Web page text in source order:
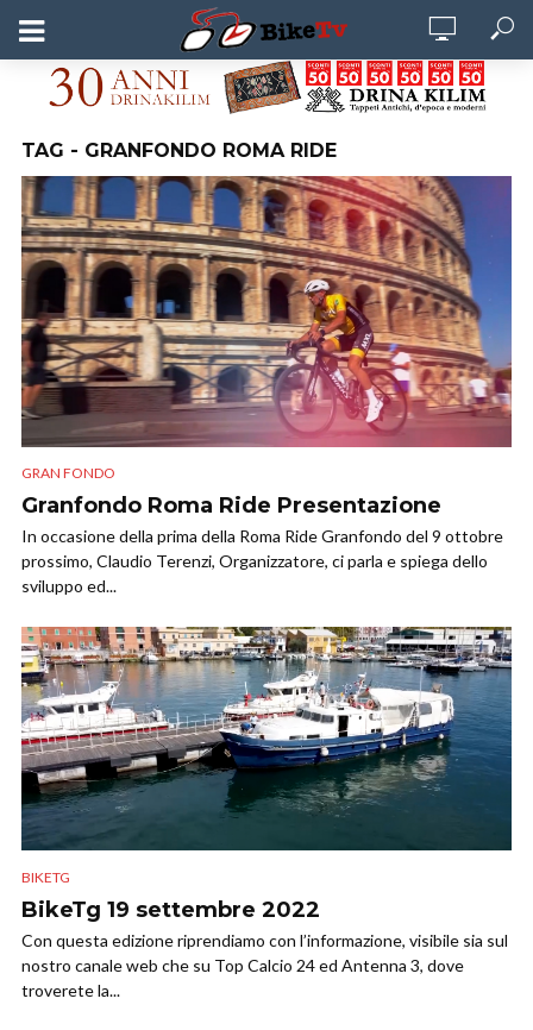
TAG - GRANFONDO ROMA RIDE
GRAN FONDO
Granfondo Roma Ride Presentazione
In occasione della prima della Roma Ride Granfondo del 9 ottobre
prossimo, Claudio Terenzi, Organizzatore, ci parla e spiega dello
sviluppo ed...
BIKETG
BikeTg 19 settembre 2022
Con questa edizione riprendiamo con l’informazione, visibile sia sul
nostro canale web che su Top Calcio 24 ed Antenna 3, dove
troverete la...